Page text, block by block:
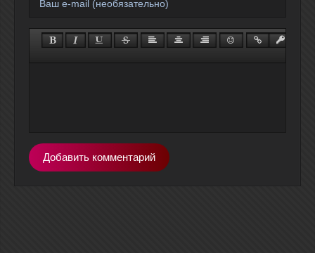
Добавить комментарий